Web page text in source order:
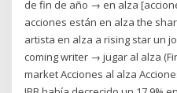
de fin de año → en alza
acciones están en alza the
artista en alza a rising star un
coming writer → jugar al alza
market Acciones al alza